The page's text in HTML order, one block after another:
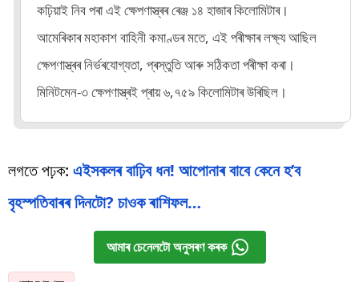
কঢ়িয়াই নিব পৰা এই ক্ষেপণাস্ত্ৰৰ ৰেঞ্জ ১৪ হাজাৰ কিলোমিটাৰ।
আমেৰিকাৰ মহাকাশ বাহিনী কমাণ্ডৰ মতে, এই পৰীক্ষাৰ লক্ষ্য আছিল
ক্ষেপণাস্ত্ৰৰ নিৰ্ভৰযোগ্যতা, প্ৰস্তুতি আৰু সঠিকতা পৰীক্ষা কৰা।
মিনিটমেন-৩ ক্ষেপণাস্ত্ৰই প্ৰায় ৬,৭৫৯ কিলোমিটাৰ উৰিছিল।
লগতে পঢ়ক: এইসকলৰ বাঢ়িব ধন! আপোনাৰ বাবে কেনে হ’ব
বৃহস্পতিবাৰৰ দিনটো? চাওক ৰাশিফল…
আমাৰ চেনেলটো অনুসৰণ কৰক